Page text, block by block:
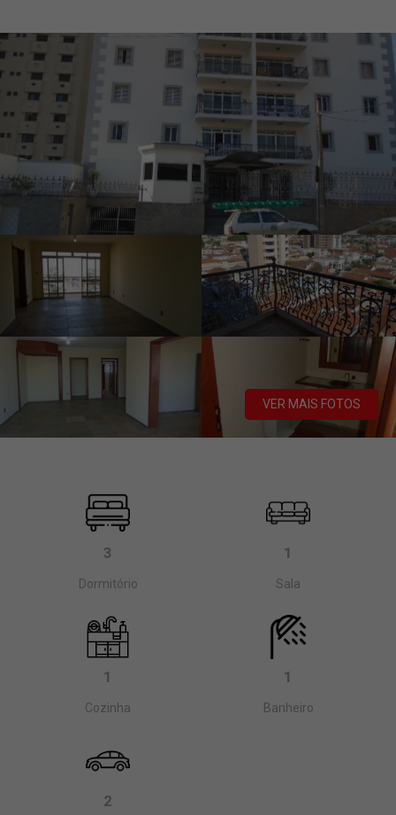
VER MAIS FOTOS
3
Dormitório
1
Sala
1
Cozinha
1
Banheiro
2